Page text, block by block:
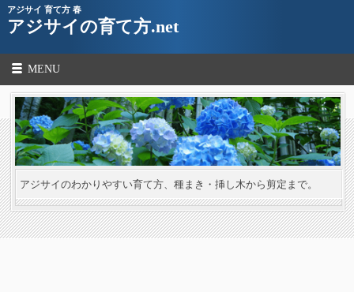
アジサイ 育て方 春
アジサイの育て方.net
MENU
アジサイのわかりやすい育て方、種まき・挿し木から剪定まで。